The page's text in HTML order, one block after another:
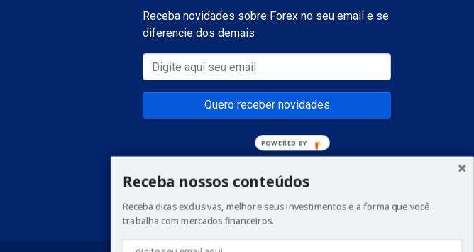
Receba novidades sobre Forex no seu email e se
diferencie dos demais
Quero receber novidades
Receba nossos conteúdos
Receba dicas exclusivas, melhore seus investimentos e a forma que você
trabalha com mercados financeiros.